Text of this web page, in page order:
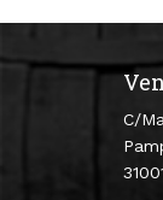
C/